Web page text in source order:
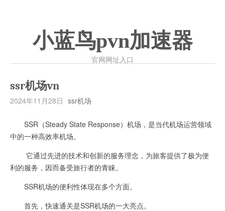
小蓝鸟pvn加速器
官网网址入口
ssr机场vn
2024年11月28日 ssr机场
SSR（Steady State Response）机场，是当代机场运营领域
中的一种高效率机场。
它通过先进的技术和创新的服务理念，为旅客提供了极为便
利的服务，因而备受旅行者的青睐。
SSR机场的便利性体现在多个方面。
首先，快速通关是SSR机场的一大亮点。